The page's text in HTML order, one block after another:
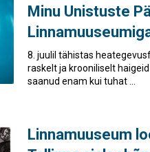
Minu Unistuste
8. juulil tähistas
raskelt ja krooniliselt
saanud enam kui tuhat ...
Linnamuuseum